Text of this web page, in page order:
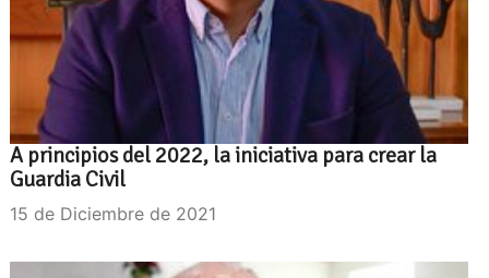
A principios del 2022, la iniciativa para crear la
Guardia Civil
15 de Diciembre de 2021